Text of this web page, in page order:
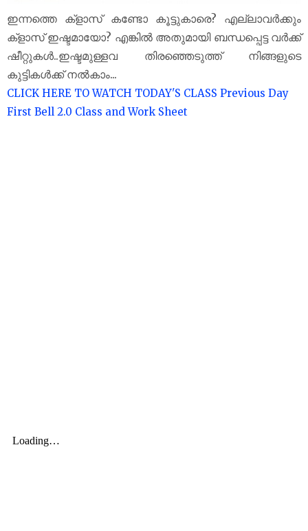
ഇന്നത്തെ ക്‌ളാസ് കണ്ടോ കൂട്ടുകാരെ? എല്ലാവർക്കും
ക്‌ളാസ് ഇഷ്ടമായോ? എങ്കിൽ അതുമായി ബന്ധപ്പെട്ട വർക്ക്
ഷീറ്റുകൾ..ഇഷ്ടമുള്ളവ തിരഞ്ഞെടുത്ത് നിങ്ങളുടെ
കുട്ടികൾക്ക് നൽകാം...
CLICK HERE TO WATCH TODAY'S CLASS Previous Day
First Bell 2.0 Class and Work Sheet